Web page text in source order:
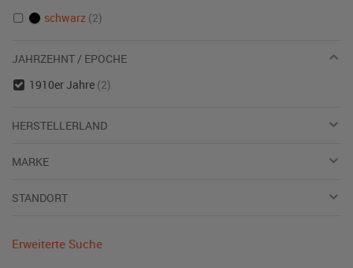
schwarz (2)
JAHRZEHNT / EPOCHE
1910er Jahre (2)
HERSTELLERLAND
MARKE
STANDORT
Erweiterte Suche